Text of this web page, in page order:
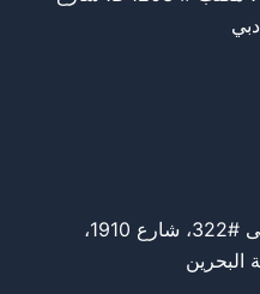
برج دار العز، مكتب رقم 135، مبنى #322، شارع 1910،